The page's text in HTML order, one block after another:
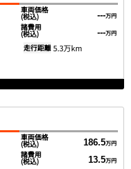
車両価格
(税込) ---万円
諸費用
(税込) ---万円
走行距離 5.3万km
車両価格
(税込) 186.5万円
諸費用
(税込) 13.5万円